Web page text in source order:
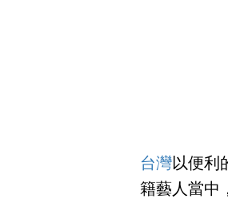
台灣以便利
籍藝人當中